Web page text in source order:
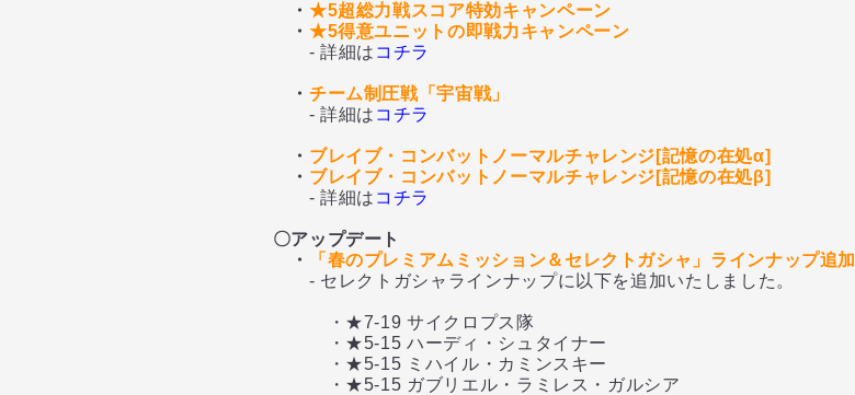
・ ★5超総力戦スコア特効キャンペーン
・ ★5得意ユニットの即戦力キャンペーン
- 詳細は コチラ
・ チーム制圧戦「宇宙戦」
- 詳細は コチラ
・ ブレイブ・コンバットノーマルチャレンジ[記憶の在処α]
・ ブレイブ・コンバットノーマルチャレンジ[記憶の在処β]
- 詳細は コチラ
〇アップデート
・
「春のプレミアムミッション＆セレクトガシャ」ラインナップ追加
- セレクトガシャラインナップに以下を追加いたしました。
・★7-19 サイクロプス隊
・★5-15 ハーディ・シュタイナー
・★5-15 ミハイル・カミンスキー
・★5-15 ガブリエル・ラミレス・ガルシア